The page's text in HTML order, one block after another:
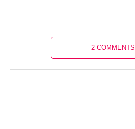
2 COMMENTS